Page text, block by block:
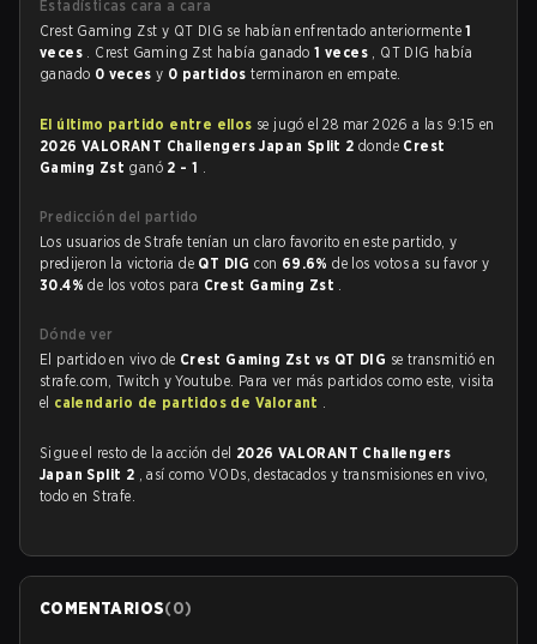
Estadísticas cara a cara
Crest Gaming Zst y QT DIG se habían enfrentado anteriormente1
veces . Crest Gaming Zst había ganado1 veces , QT DIG había
ganado 0 vecesy 0 partidosterminaron en empate.
El último partido entre ellos se jugó el 28 mar 2026 a las 9:15 en
2026 VALORANT Challengers Japan Split 2 donde Crest
Gaming Zst ganó 2 - 1 .
Predicción del partido
Los usuarios de Strafe tenían un claro favorito en este partido, y
predijeron la victoria de QT DIGcon 69.6%de los votos a su favor y
30.4%de los votos para Crest Gaming Zst .
Dónde ver
El partido en vivo de Crest Gaming Zst vs QT DIG se transmitió en
strafe.com, Twitch y Youtube. Para ver más partidos como este, visita
el calendario de partidos de Valorant .
Sigue el resto de la acción del 2026 VALORANT Challengers
Japan Split 2 , así como VODs, destacados y transmisiones en vivo,
todo en Strafe.
COMENTARIOS(0)